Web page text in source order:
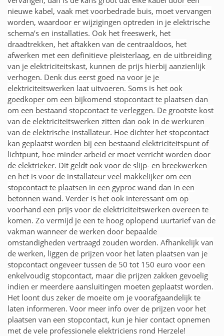
nieuwe kabel, vaak met voorbedrade buis, moet vervangen
worden, waardoor er wijzigingen optreden in je elektrische
schema’s en installaties. Ook het freeswerk, het
draadtrekken, het aftakken van de centraaldoos, het
afwerken met een definitieve pleisterlaag, en de uitbreiding
van je elektriciteitskast, kunnen de prijs hierbij aanzienlijk
verhogen. Denk dus eerst goed na voor je je
elektriciteitswerken laat uitvoeren. Soms is het ook
goedkoper om een bijkomend stopcontact te plaatsen dan
om een bestaand stopcontact te verleggen. De grootste kost
van de elektriciteitswerken zitten dan ook in de werkuren
van de elektrische installateur. Hoe dichter het stopcontact
kan geplaatst worden bij een bestaand elektriciteitspunt of
lichtpunt, hoe minder arbeid er moet verricht worden door
de elektrieker. Dit geldt ook voor de slijp- en breekwerken
en het is voor de installateur veel makkelijker om een
stopcontact te plaatsen in een gyproc wand dan in een
betonnen wand. Verder is het ook interessant om op
voorhand een prijs voor de elektriciteitswerken overeen te
komen. Zo vermijd je een te hoog oplopend uurtarief van de
vakman wanneer de werken door bepaalde
omstandigheden vertraagd zouden worden. Afhankelijk van
de werken, liggen de prijzen voor het laten plaatsen van je
stopcontact ongeveer tussen de 50 tot 150 euro voor een
enkelvoudig stopcontact, maar die prijzen zakken gevoelig
indien er meerdere aansluitingen moeten geplaatst worden.
Het loont dus zeker de moeite om je voorafgaandelijk te
laten informeren. Voor meer info over de prijzen voor het
plaatsen van een stopcontact, kun je hier contact opnemen
met de vele professionele elektriciens rond Herzele!